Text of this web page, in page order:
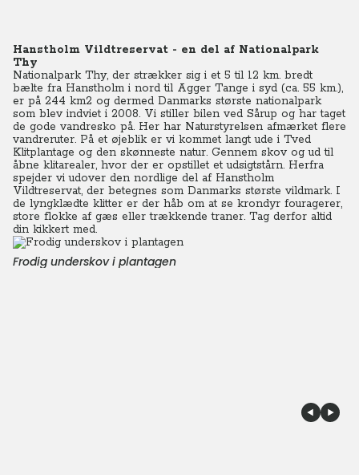
Hanstholm Vildtreservat - en del af Nationalpark
Thy
Nationalpark Thy, der strækker sig i et 5 til 12 km. bredt
bælte fra Hanstholm i nord til Agger Tange i syd (ca. 55 km.),
er på 244 km2 og dermed Danmarks største nationalpark
som blev indviet i 2008. Vi stiller bilen ved Sårup og har taget
de gode vandresko på. Her har Naturstyrelsen afmærket flere
vandreruter. På et øjeblik er vi kommet langt ude i Tved
Klitplantage og den skønneste natur. Gennem skov og ud til
åbne klitarealer, hvor der er opstillet et udsigtstårn. Herfra
spejder vi udover den nordlige del af Hanstholm
Vildtreservat, der betegnes som Danmarks største vildmark. I
de lyngklædte klitter er der håb om at se krondyr fouragerer,
store flokke af gæs eller trækkende traner. Tag derfor altid
din kikkert med.
Frodig underskov i plantagen